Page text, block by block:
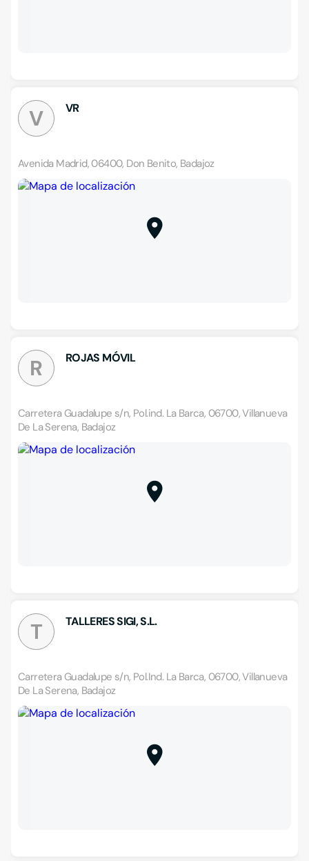
V VR
Avenida Madrid, 06400, Don Benito, Badajoz
R ROJAS MÓVIL
Carretera Guadalupe s/n, Pol.ind. La Barca, 06700, Villanueva
De La Serena, Badajoz
T TALLERES SIGI, S.L.
Carretera Guadalupe s/n, Pol.Ind. La Barca, 06700, Villanueva
De La Serena, Badajoz